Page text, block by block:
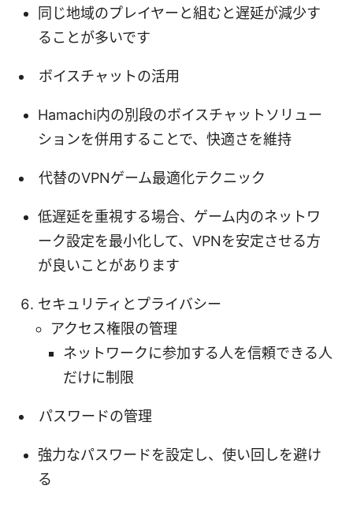
同じ地域のプレイヤーと組むと遅延が減少す
ることが多いです
ボイスチャットの活用
Hamachi内の別段のボイスチャットソリュー
ションを併用することで、快適さを維持
代替のVPNゲーム最適化テクニック
低遅延を重視する場合、ゲーム内のネットワ
ーク設定を最小化して、VPNを安定させる方
が良いことがあります
セキュリティとプライバシー
アクセス権限の管理
ネットワークに参加する人を信頼できる人
だけに制限
パスワードの管理
強力なパスワードを設定し、使い回しを避け
る